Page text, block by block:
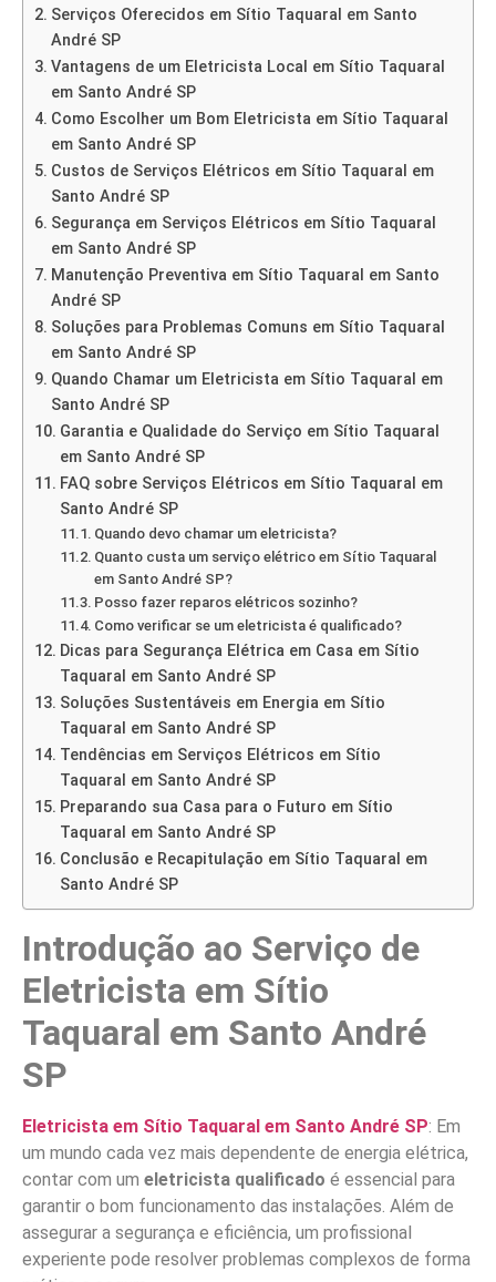
Serviços Oferecidos em Sítio Taquaral em Santo
André SP
Vantagens de um Eletricista Local em Sítio Taquaral
em Santo André SP
Como Escolher um Bom Eletricista em Sítio Taquaral
em Santo André SP
Custos de Serviços Elétricos em Sítio Taquaral em
Santo André SP
Segurança em Serviços Elétricos em Sítio Taquaral
em Santo André SP
Manutenção Preventiva em Sítio Taquaral em Santo
André SP
Soluções para Problemas Comuns em Sítio Taquaral
em Santo André SP
Quando Chamar um Eletricista em Sítio Taquaral em
Santo André SP
Garantia e Qualidade do Serviço em Sítio Taquaral
em Santo André SP
FAQ sobre Serviços Elétricos em Sítio Taquaral em
Santo André SP
Quando devo chamar um eletricista?
Quanto custa um serviço elétrico em Sítio Taquaral
em Santo André SP?
Posso fazer reparos elétricos sozinho?
Como verificar se um eletricista é qualificado?
Dicas para Segurança Elétrica em Casa em Sítio
Taquaral em Santo André SP
Soluções Sustentáveis em Energia em Sítio
Taquaral em Santo André SP
Tendências em Serviços Elétricos em Sítio
Taquaral em Santo André SP
Preparando sua Casa para o Futuro em Sítio
Taquaral em Santo André SP
Conclusão e Recapitulação em Sítio Taquaral em
Santo André SP
Introdução ao Serviço de
Eletricista em Sítio
Taquaral em Santo André
SP
Eletricista em Sítio Taquaral em Santo André SP: Em
um mundo cada vez mais dependente de energia elétrica,
contar com um eletricista qualificado é essencial para
garantir o bom funcionamento das instalações. Além de
assegurar a segurança e eficiência, um profissional
experiente pode resolver problemas complexos de forma